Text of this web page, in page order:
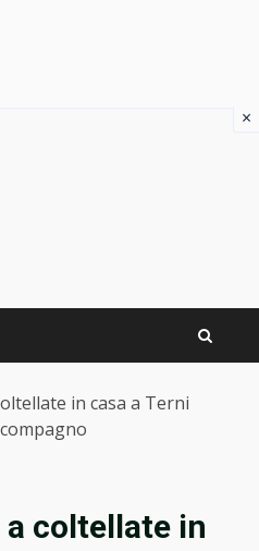
in casa a Terni
coltellate in
×